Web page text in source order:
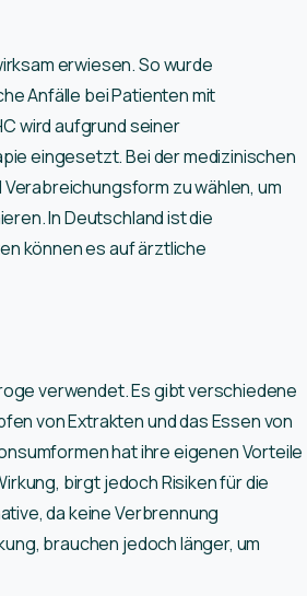
erwiesen. So wurde
Anfälle bei Patienten mit
wird aufgrund seiner
eingesetzt. Bei der medizinischen
zu wählen, um
In Deutschland ist die
können es auf ärztliche
verwendet. Es gibt verschiedene
von Extrakten und das Essen von
hat ihre eigenen Vorteile
birgt jedoch Risiken für die
da keine Verbrennung
brauchen jedoch länger, um